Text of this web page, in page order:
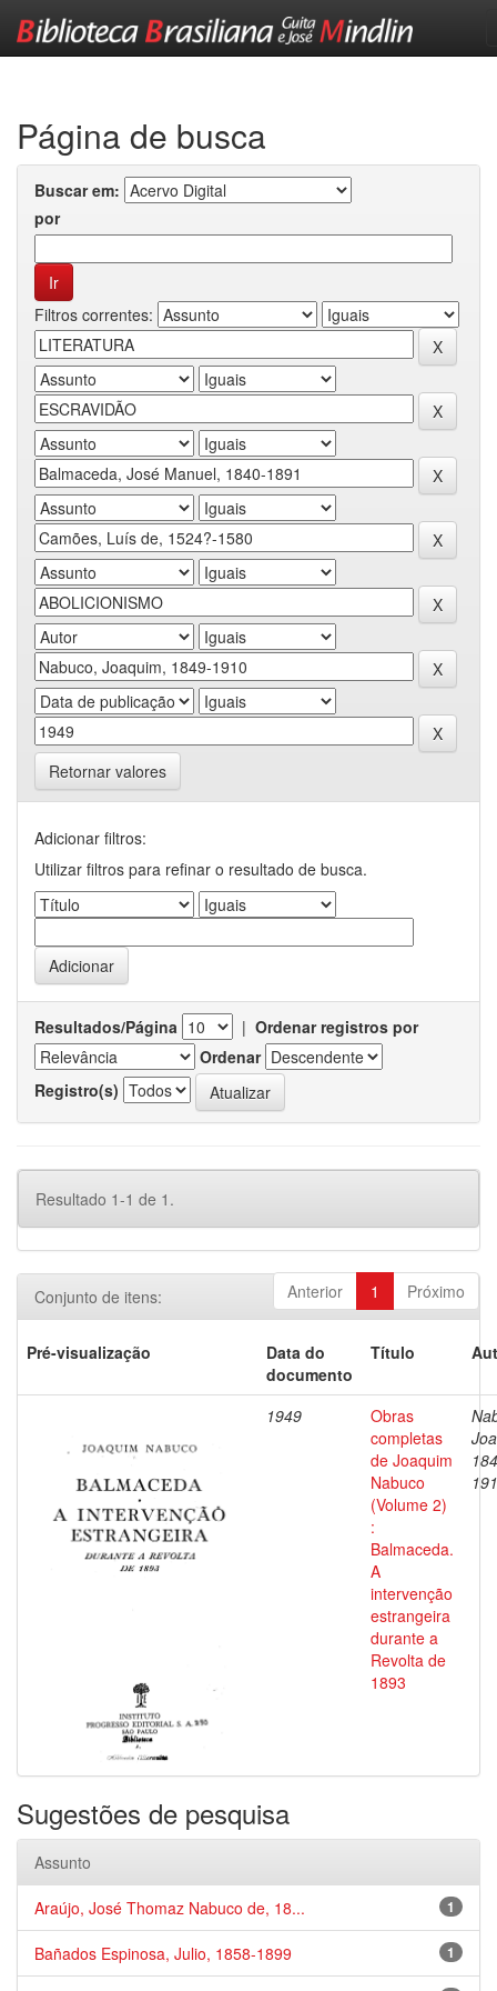
Página de busca
Buscar em:
por
Filtros correntes:
Retornar valores
Adicionar filtros:
Utilizar filtros para refinar o resultado de busca.
Resultados/Página | Ordenar registros por
Ordenar
Registro(s)
Resultado 1-1 de 1.
Anterior 1 Próximo
Conjunto de itens:
Pré-visualização
Data do
documento
Título
1949
Obras
completas
de Joaquim
Nabuco
(Volume 2)
:
Balmaceda.
A
intervenção
estrangeira
durante a
Revolta de
1893
Sugestões de pesquisa
Assunto
1
Araújo, José Thomaz Nabuco de, 18...
1
Bañados Espinosa, Julio, 1858-1899